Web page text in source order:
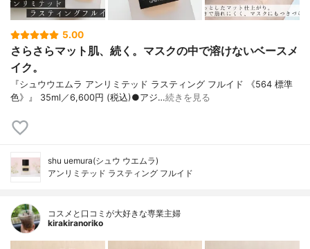
5.00
さらさらマット肌、続く。マスクの中で溶けないベースメ
イク。
『シュウウエムラ アンリミテッド ラスティング フルイド 《564 標準
色》』 35ml／6,600円 (税込)●アジ…続きを見る
shu uemura(シュウ ウエムラ)
アンリミテッド ラスティング フルイド
コスメと口コミが大好きな専業主婦
kirakiranoriko